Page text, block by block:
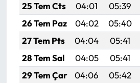
25 Tem Cts
04:01 05:39
26 Tem Paz
04:02 05:40
27 Tem Pts
04:04 05:41
28 Tem Sal
04:05 05:41
29 Tem Çar
04:06 05:42